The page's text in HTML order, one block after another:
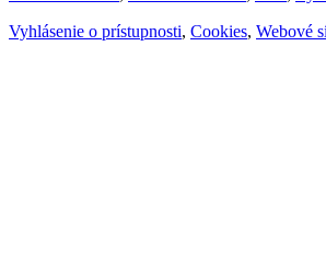
Vyhlásenie o prístupnosti, Cookies, Webové